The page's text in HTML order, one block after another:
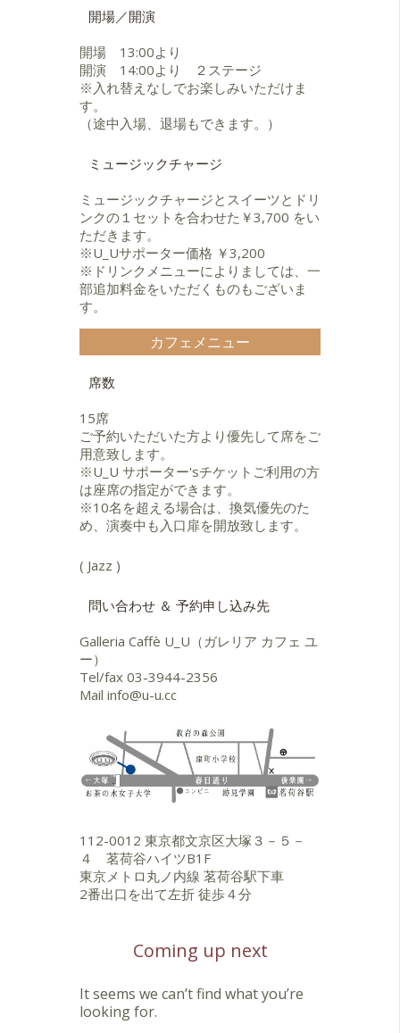
Time』 をティートックレコーズより
全国リリース。様々なメディアにも
取り上げられ「上質なセンチメント
と爽快感溢れるピアノトリオ」と高
い評価を得ている。
開場／開演
開場 13:00より
開演 14:00より ２ステージ
※入れ替えなしでお楽しみいただけま
す。
（途中入場、退場もできます。）
ミュージックチャージ
ミュージックチャージとスイーツとドリ
ンクの１セットを合わせた￥3,700 をい
ただきます。
※U_Uサポーター価格 ￥3,200
※ドリンクメニューによりましては、一
部追加料金をいただくものもございま
す。
カフェメニュー
席数
15席
ご予約いただいた方より優先して席をご
用意致します。
※U_U サポーター'sチケットご利用の方
は座席の指定ができます。
※10名を超える場合は、換気優先のた
め、演奏中も入口扉を開放致します。
( Jazz )
問い合わせ ＆ 予約申し込み先
Galleria Caffè U_U（ガレリア カフェ ユ
ー）
Tel/fax 03-3944-2356
Mail info@u-u.cc
112-0012 東京都文京区大塚３－５－
４ 茗荷谷ハイツB1F
東京メトロ丸ノ内線 茗荷谷駅下車
2番出口を出て左折 徒歩４分
Coming up next
It seems we can’t find what you’re
looking for.